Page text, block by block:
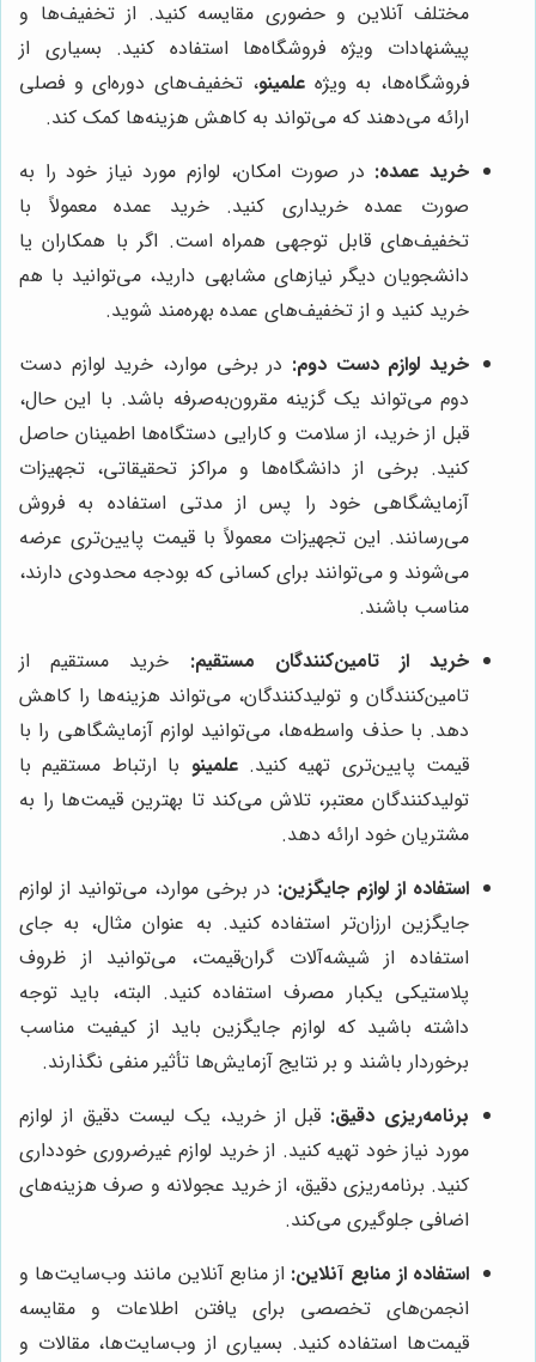
مختلف آنلاین و حضوری مقایسه کنید. از تخفیف‌ها و
پیشنهادات ویژه فروشگاه‌ها استفاده کنید. بسیاری از
فروشگاه‌ها، به ویژهعلمینو، تخفیف‌های دوره‌ای و فصلی
ارائه می‌دهند که می‌تواند به کاهش هزینه‌ها کمک کند.
خرید عمده: در صورت امکان، لوازم مورد نیاز خود را به
صورت عمده خریداری کنید. خرید عمده معمولاً با
تخفیف‌های قابل توجهی همراه است. اگر با همکاران یا
دانشجویان دیگر نیازهای مشابهی دارید، می‌توانید با هم
خرید کنید و از تخفیف‌های عمده بهره‌مند شوید.
خرید لوازم دست دوم: در برخی موارد، خرید لوازم دست
دوم می‌تواند یک گزینه مقرون‌به‌صرفه باشد. با این حال،
قبل از خرید، از سلامت و کارایی دستگاه‌ها اطمینان حاصل
کنید. برخی از دانشگاه‌ها و مراکز تحقیقاتی، تجهیزات
آزمایشگاهی خود را پس از مدتی استفاده به فروش
می‌رسانند. این تجهیزات معمولاً با قیمت پایین‌تری عرضه
می‌شوند و می‌توانند برای کسانی که بودجه محدودی دارند،
مناسب باشند.
خرید از تامین‌کنندگان مستقیم: خرید مستقیم از
تامین‌کنندگان و تولیدکنندگان، می‌تواند هزینه‌ها را کاهش
دهد. با حذف واسطه‌ها، می‌توانید لوازم آزمایشگاهی را با
قیمت پایین‌تری تهیه کنید.علمینو با ارتباط مستقیم با
تولیدکنندگان معتبر، تلاش می‌کند تا بهترین قیمت‌ها را به
مشتریان خود ارائه دهد.
استفاده از لوازم جایگزین: در برخی موارد، می‌توانید از لوازم
جایگزین ارزان‌تر استفاده کنید. به عنوان مثال، به جای
استفاده از شیشه‌آلات گران‌قیمت، می‌توانید از ظروف
پلاستیکی یکبار مصرف استفاده کنید. البته، باید توجه
داشته باشید که لوازم جایگزین باید از کیفیت مناسب
برخوردار باشند و بر نتایج آزمایش‌ها تأثیر منفی نگذارند.
برنامه‌ریزی دقیق: قبل از خرید، یک لیست دقیق از لوازم
مورد نیاز خود تهیه کنید. از خرید لوازم غیرضروری خودداری
کنید. برنامه‌ریزی دقیق، از خرید عجولانه و صرف هزینه‌های
اضافی جلوگیری می‌کند.
استفاده از منابع آنلاین: از منابع آنلاین مانند وب‌سایت‌ها و
انجمن‌های تخصصی برای یافتن اطلاعات و مقایسه
قیمت‌ها استفاده کنید. بسیاری از وب‌سایت‌ها، مقالات و